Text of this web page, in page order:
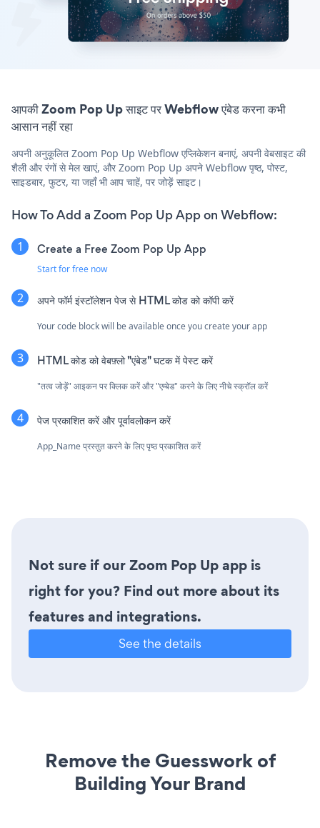
आपकी Zoom Pop Up साइट पर Webflow एंबेड करना कभी
आसान नहीं रहा
अपनी अनुकूलित Zoom Pop Up Webflow एप्लिकेशन बनाएं, अपनी वेबसाइट की
शैली और रंगों से मेल खाएं, और Zoom Pop Up अपने Webflow पृष्ठ, पोस्ट,
साइडबार, फुटर, या जहाँ भी आप चाहें, पर जोड़ें साइट।
How To Add a Zoom Pop Up App on Webflow:
Create a Free Zoom Pop Up App
Start for free now
अपने फॉर्म इंस्टॉलेशन पेज से HTML कोड को कॉपी करें
Your code block will be available once you create your app
HTML कोड को वेबफ़्लो "एंबेड" घटक में पेस्ट करें
"तत्व जोड़ें" आइकन पर क्लिक करें और "एम्बेड" करने के लिए नीचे स्क्रॉल करें
पेज प्रकाशित करें और पूर्वावलोकन करें
App_Name प्रस्तुत करने के लिए पृष्ठ प्रकाशित करें
Not sure if our Zoom Pop Up app is
right for you? Find out more about its
features and integrations.
See the details
Remove the Guesswork of
Building Your Brand